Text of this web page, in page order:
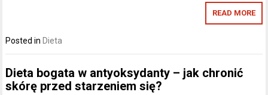
READ MORE
Posted in Dieta
Dieta bogata w antyoksydanty – jak chronić
skórę przed starzeniem się?